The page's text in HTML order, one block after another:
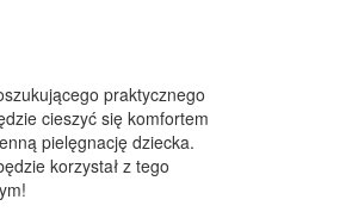
praktycznego
cieszyć się komfortem
pielęgnację dziecka.
korzystał z tego